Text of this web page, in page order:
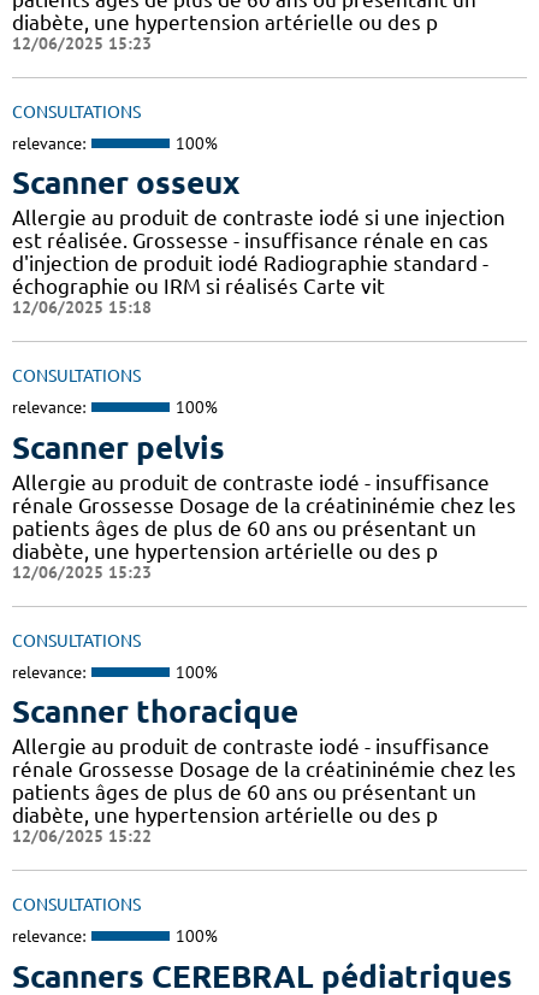
diabète, une hypertension artérielle ou des p
12/06/2025 15:23
CONSULTATIONS
relevance: 100%
Scanner osseux
Allergie au produit de contraste iodé si une injection
est réalisée. Grossesse - insuffisance rénale en cas
d'injection de produit iodé Radiographie standard -
échographie ou IRM si réalisés Carte vit
12/06/2025 15:18
CONSULTATIONS
relevance: 100%
Scanner pelvis
Allergie au produit de contraste iodé - insuffisance
rénale Grossesse Dosage de la créatininémie chez les
patients âges de plus de 60 ans ou présentant un
diabète, une hypertension artérielle ou des p
12/06/2025 15:23
CONSULTATIONS
relevance: 100%
Scanner thoracique
Allergie au produit de contraste iodé - insuffisance
rénale Grossesse Dosage de la créatininémie chez les
patients âges de plus de 60 ans ou présentant un
diabète, une hypertension artérielle ou des p
12/06/2025 15:22
CONSULTATIONS
relevance: 100%
Scanners CEREBRAL pédiatriques